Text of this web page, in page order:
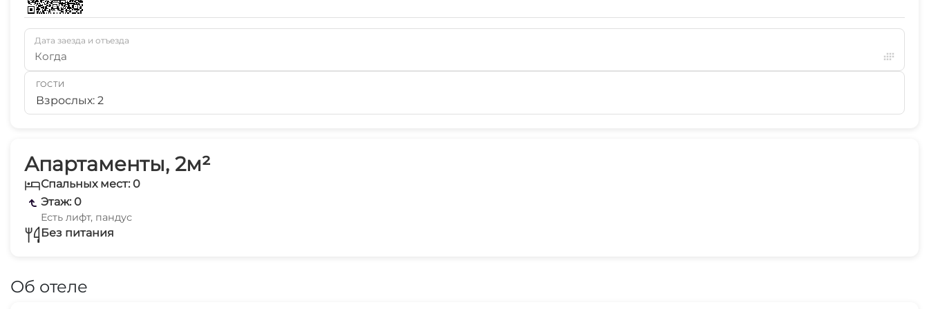
Апартаменты, 2м²
Спальных мест: 0
Этаж: 0
Есть лифт, пандус
Без питания
Об отеле
Дата заезда и отъезда
Когда
ГОСТИ
Взрослых: 2